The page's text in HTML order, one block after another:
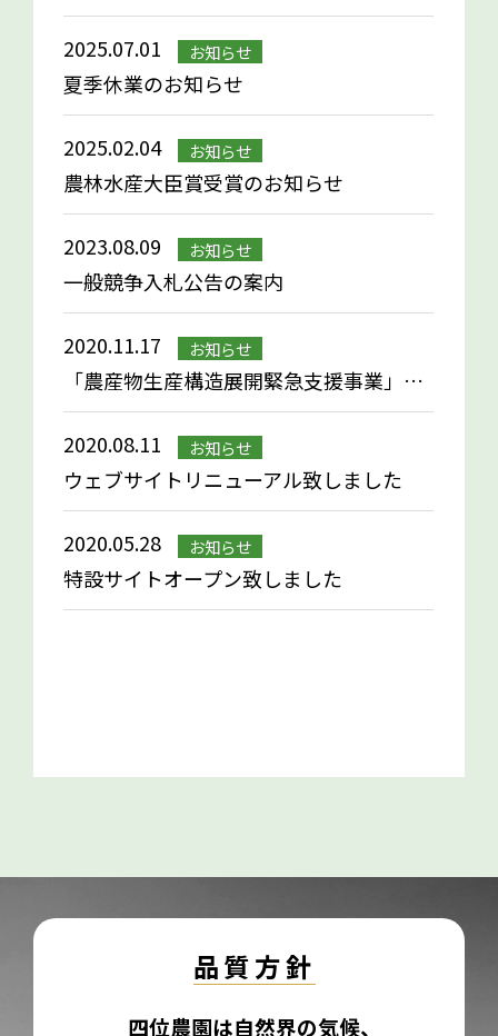
2025.07.01 お知らせ
夏季休業のお知らせ
2025.02.04 お知らせ
農林水産大臣賞受賞のお知らせ
2023.08.09 お知らせ
一般競争入札公告の案内
2020.11.17 お知らせ
「農産物生産構造展開緊急支援事業」業務委託企画提案の募集
2020.08.11 お知らせ
ウェブサイトリニューアル致しました
2020.05.28 お知らせ
特設サイトオープン致しました
品質方針
四位農園は自然界の気候、